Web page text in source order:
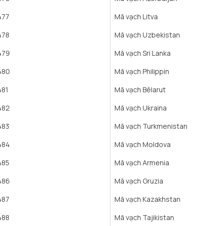
Mã vạch Litva
Mã vạch Uzbekistan
Mã vạch Sri Lanka
Mã vạch Philippin
Mã vạch Bêlarut
Mã vạch Ukraina
Mã vạch Turkmenistan
Mã vạch Moldova
Mã vạch Armenia
Mã vạch Gruzia
Mã vạch Kazakhstan
Mã vạch Tajikistan